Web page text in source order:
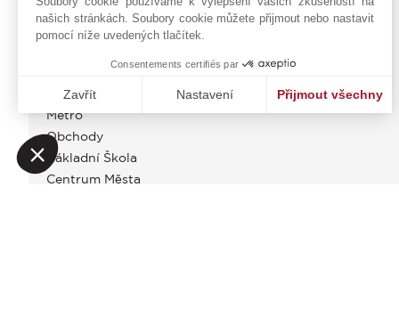
ENERGETICKÝ AUDIT - WHAT SENCE?
OBČANSKÁ VYBAVENOST
Autobus
Metro
Obchody
Základní Škola
Centrum Města
našich stránkách. Soubory cookie můžete přijmout nebo nastavit
pomocí níže uvedených tlačítek.
Consentements certifiés par
Zavřít Nastavení Přijmout všechny
Axeptio consent
Platforma pro správu souhlasů: Upravte si své volby
Naše platforma vám umožňuje přizpůsobit a spravovat